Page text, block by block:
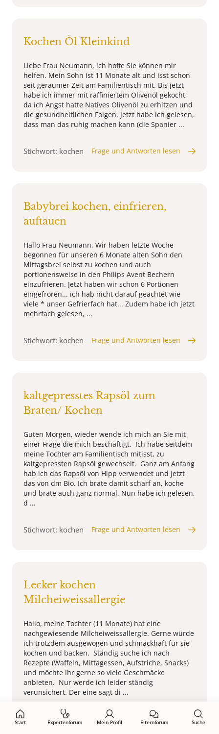
Start Expertenforum Mein Profil Elternforum Suche
Kochen Öl Kleinkind
Liebe Frau Neumann, ich hoffe Sie können mir
helfen. Mein Sohn ist 11 Monate alt und isst schon
seit geraumer Zeit am Familientisch mit. Bis jetzt
habe ich immer mit raffiniertem Olivenöl gekocht,
da ich Angst hatte Natives Olivenöl zu erhitzen und
die gesundheitlichen Folgen. Jetzt habe ich gelesen,
dass man das ruhig machen kann (die Spanier ...
Stichwort: kochen Frage und Antworten lesen
Babybrei kochen, einfrieren,
auftauen
Hallo Frau Neumann, Wir haben letzte Woche
begonnen für unseren 6 Monate alten Sohn den
Mittagsbrei selbst zu kochen und auch
portionensweise in den Philips Avent Bechern
einzufrieren. Jetzt haben wir schon 6 Portionen
eingefroren... ich hab nicht darauf geachtet wie
viele * unser Gefrierfach hat... Zudem habe ich jetzt
mehrfach gelesen, ...
Stichwort: kochen Frage und Antworten lesen
kaltgepresstes Rapsöl zum
Braten/ Kochen
Guten Morgen, wieder wende ich mich an Sie mit
einer Frage die mich beschäftigt. Ich habe seitdem
meine Tochter am Familientisch mitisst, zu
kaltgepressten Rapsöl gewechselt. Ganz am Anfang
hab ich das Rapsöl von Hipp verwendet und jetzt
das von dm Bio. Ich brate damit scharf an, koche
und brate auch ganz normal. Nun habe ich gelesen,
d ...
Stichwort: kochen Frage und Antworten lesen
Lecker kochen
Milcheiweissallergie
Hallo, meine Tochter (11 Monate) hat eine
nachgewiesende Milcheiweissallergie. Gerne würde
ich trotzdem ausgewogen und schmackhaft für sie
kochen und backen. Ständig suche ich nach
Rezepte (Waffeln, Mittagessen, Aufstriche, Snacks)
und möchte ihr gerne so viele Geschmäcke
anbieten. Nur werde ich leider ständig
verunsichert. Der eine sagt di ...
Stichwort: kochen Frage und Antworten lesen